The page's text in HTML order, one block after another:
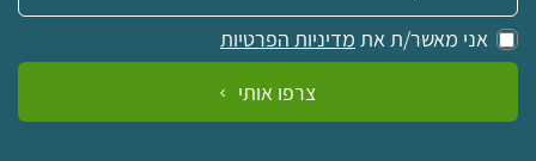
אני מאשר/ת את מדיניות הפרטיות
צרפו אותי